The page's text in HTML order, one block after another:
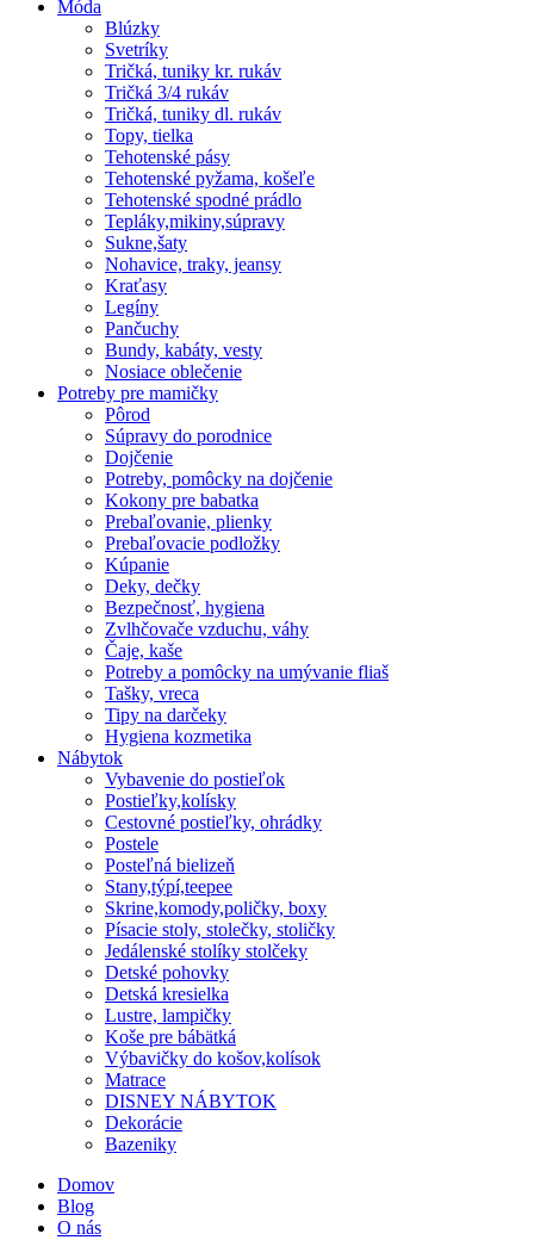
Móda
Blúzky
Svetríky
Tričká, tuniky kr. rukáv
Tričká 3/4 rukáv
Tričká, tuniky dl. rukáv
Topy, tielka
Tehotenské pásy
Tehotenské pyžama, košeľe
Tehotenské spodné prádlo
Tepláky,mikiny,súpravy
Sukne,šaty
Nohavice, traky, jeansy
Kraťasy
Legíny
Pančuchy
Bundy, kabáty, vesty
Nosiace oblečenie
Potreby pre mamičky
Pôrod
Súpravy do porodnice
Dojčenie
Potreby, pomôcky na dojčenie
Kokony pre babatka
Prebaľovanie, plienky
Prebaľovacie podložky
Kúpanie
Deky, dečky
Bezpečnosť, hygiena
Zvlhčovače vzduchu, váhy
Čaje, kaše
Potreby a pomôcky na umývanie fliaš
Tašky, vreca
Tipy na darčeky
Hygiena kozmetika
Nábytok
Vybavenie do postieľok
Postieľky,kolísky
Cestovné postieľky, ohrádky
Postele
Posteľná bielizeň
Stany,týpí,teepee
Skrine,komody,poličky, boxy
Písacie stoly, stolečky, stoličky
Jedálenské stolíky stolčeky
Detské pohovky
Detská kresielka
Lustre, lampičky
Koše pre bábätká
Výbavičky do košov,kolísok
Matrace
DISNEY NÁBYTOK
Dekorácie
Bazeniky
Domov
Blog
O nás